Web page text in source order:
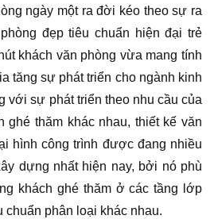
ngày một ra đời kéo theo sự ra
đẹp tiêu chuẩn hiện đại trẻ
khách văn phòng vừa mang tính
tăng sự phát triển cho ngành kinh
với sự phát triển theo nhu cầu của
ghé thăm khác nhau, thiết kế văn
hình công trình được đang nhiều
dựng nhất hiện nay, bởi nó phù
khách ghé thăm ở các tầng lớp
chuẩn phân loại khác nhau.